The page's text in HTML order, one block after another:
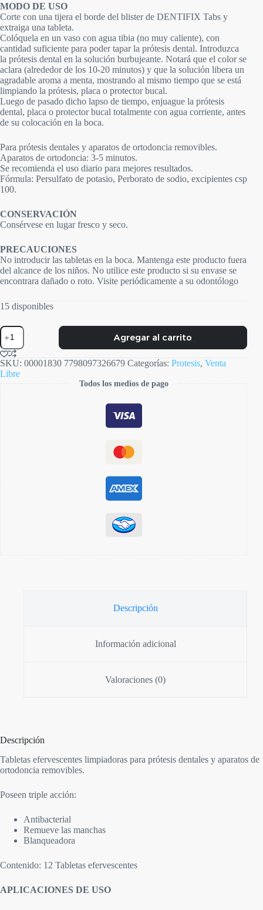
MODO DE USO
Corte con una tijera el borde del blister de DENTIFIX Tabs y
extraiga una tableta.
Colóquela en un vaso con agua tibia (no muy caliente), con
cantidad suficiente para poder tapar la prótesis dental. Introduzca
la prótesis dental en la solución burbujeante. Notará que el color se
aclara (alrededor de los 10-20 minutos) y que la solución libera un
agradable aroma a menta, mostrando al mismo tiempo que se está
limpiando la prótesis, placa o protector bucal.
Luego de pasado dicho lapso de tiempo, enjuague la prótesis
dental, placa o protector bucal totalmente con agua corriente, antes
de su colocación en la boca.
Para prótesis dentales y aparatos de ortodoncia removibles.
Aparatos de ortodoncia: 3-5 minutos.
Se recomienda el uso diario para mejores resultados.
Fórmula: Persulfato de potasio, Perborato de sodio, excipientes csp
100.
CONSERVACIÓN
Consérvese en lugar fresco y seco.
PRECAUCIONES
No introducir las tabletas en la boca. Mantenga este producto fuera
del alcance de los niños. No utilice este producto si su envase se
encontrara dañado o roto. Visite periódicamente a su odontólogo
15 disponibles
Dentifix
Tabs
cantidad
Agregar al carrito
SKU: 00001830 7798097326679 Categorías: Protesis, Venta
Libre
Todos los medios de pago
Descripción
Información adicional
Valoraciones (0)
Descripción
Tabletas efervescentes limpiadoras para prótesis dentales y aparatos de
ortodoncia removibles.
Poseen triple acción:
Antibacterial
Remueve las manchas
Blanqueadora
Contenido: 12 Tabletas efervescentes
APLICACIONES DE USO